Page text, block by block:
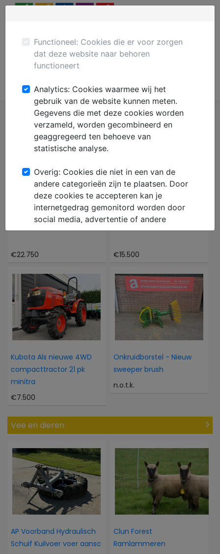
Plaats gratis advertentie
Mechanisatie
€22.750 €15.500
Kubota Als nieuwe 4WD
compacttractor 21 pk
minitra
€7.500
Onkruidborstel - Nieuw
sweeper brush
n.o.t.k.
Vee en dieren
AP Voorband Hydraulisch
Schuif Kuilvoer voer aansc
Clun Forest
Ramlammeren